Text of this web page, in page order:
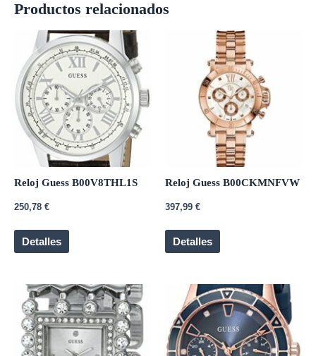
Productos relacionados
Reloj Guess B00V8THL1S
250,78 €
Detalles
Reloj Guess B00CKMNFVW
397,99 €
Detalles